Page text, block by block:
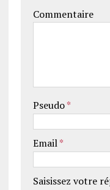
Commentaire
Pseudo*
Email*
Saisissez votre